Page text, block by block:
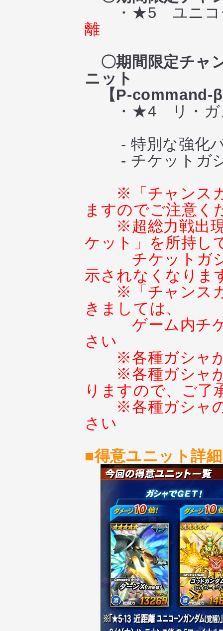
・★5 ユニコ
離
〇期間限定チャ
ニット
【P-command-
・★4 リ・ガ
- 特別な強化パ
- チケットガシ
※「チャンス
ますのでご注意く
※超総力戦出
ケット」を所持し
チケットガ
示されなくなりま
※「チャンス
きましては、
ゲーム内チ
さい
※各種ガシャ
※各種ガシャ
りますので、ご了
※各種ガシャ
さい
■得意ユニット詳細